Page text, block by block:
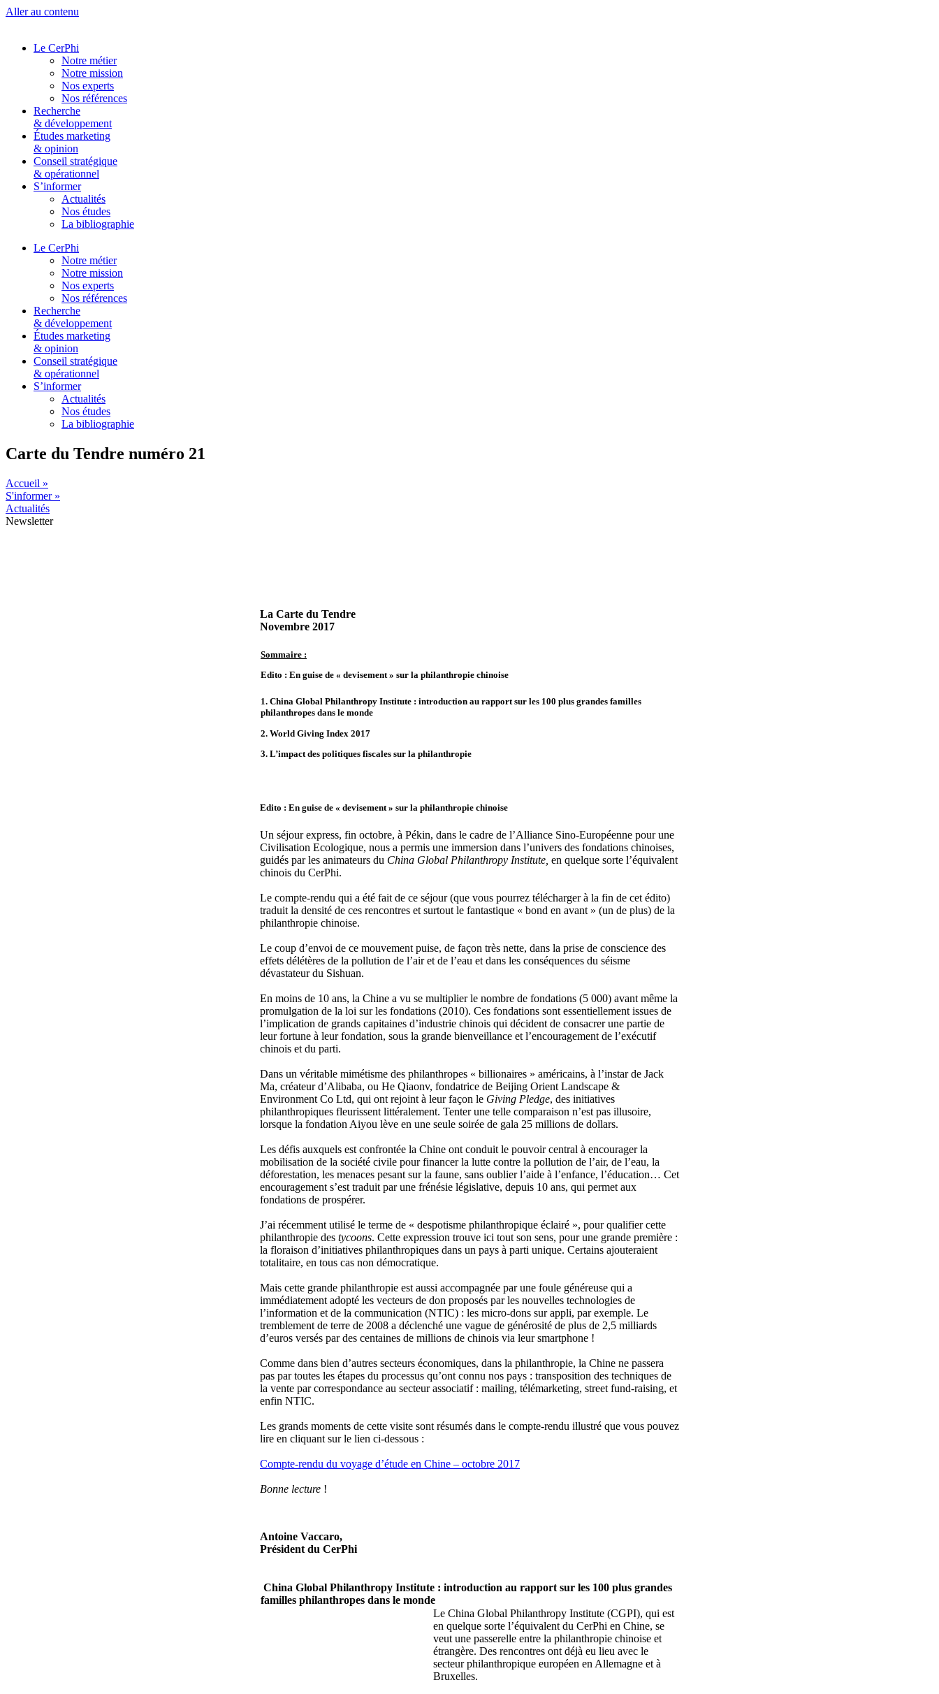
Aller au contenu
Le CerPhi
Notre métier
Notre mission
Nos experts
Nos références
Recherche
& développement
Études marketing
& opinion
Conseil stratégique
& opérationnel
S’informer
Actualités
Nos études
La bibliographie
Le CerPhi
Notre métier
Notre mission
Nos experts
Nos références
Recherche
& développement
Études marketing
& opinion
Conseil stratégique
& opérationnel
S’informer
Actualités
Nos études
La bibliographie
Carte du Tendre numéro 21
Accueil »
S'informer »
Actualités
Newsletter
La Carte du Tendre
Novembre 2017
Sommaire :
Edito : En guise de « devisement » sur la philanthropie chinoise
1. China Global Philanthropy Institute : introduction au rapport sur les 100 plus grandes familles
philanthropes dans le monde
2. World Giving Index 2017
3. L’impact des politiques fiscales sur la philanthropie
Edito : En guise de « devisement » sur la philanthropie chinoise
Un séjour express, fin octobre, à Pékin, dans le cadre de l’Alliance Sino-Européenne pour une
Civilisation Ecologique, nous a permis une immersion dans l’univers des fondations chinoises,
guidés par les animateurs du China Global Philanthropy Institute, en quelque sorte l’équivalent
chinois du CerPhi.
Le compte-rendu qui a été fait de ce séjour (que vous pourrez télécharger à la fin de cet édito)
traduit la densité de ces rencontres et surtout le fantastique « bond en avant » (un de plus) de la
philanthropie chinoise.
Le coup d’envoi de ce mouvement puise, de façon très nette, dans la prise de conscience des
effets délétères de la pollution de l’air et de l’eau et dans les conséquences du séisme
dévastateur du Sishuan.
En moins de 10 ans, la Chine a vu se multiplier le nombre de fondations (5 000) avant même la
promulgation de la loi sur les fondations (2010). Ces fondations sont essentiellement issues de
l’implication de grands capitaines d’industrie chinois qui décident de consacrer une partie de
leur fortune à leur fondation, sous la grande bienveillance et l’encouragement de l’exécutif
chinois et du parti.
Dans un véritable mimétisme des philanthropes « billionaires » américains, à l’instar de Jack
Ma, créateur d’Alibaba, ou He Qiaonv, fondatrice de Beijing Orient Landscape &
Environment Co Ltd, qui ont rejoint à leur façon le Giving Pledge, des initiatives
philanthropiques fleurissent littéralement. Tenter une telle comparaison n’est pas illusoire,
lorsque la fondation Aiyou lève en une seule soirée de gala 25 millions de dollars.
Les défis auxquels est confrontée la Chine ont conduit le pouvoir central à encourager la
mobilisation de la société civile pour financer la lutte contre la pollution de l’air, de l’eau, la
déforestation, les menaces pesant sur la faune, sans oublier l’aide à l’enfance, l’éducation… Cet
encouragement s’est traduit par une frénésie législative, depuis 10 ans, qui permet aux
fondations de prospérer.
J’ai récemment utilisé le terme de « despotisme philanthropique éclairé », pour qualifier cette
philanthropie des tycoons. Cette expression trouve ici tout son sens, pour une grande première :
la floraison d’initiatives philanthropiques dans un pays à parti unique. Certains ajouteraient
totalitaire, en tous cas non démocratique.
Mais cette grande philanthropie est aussi accompagnée par une foule généreuse qui a
immédiatement adopté les vecteurs de don proposés par les nouvelles technologies de
l’information et de la communication (NTIC) : les micro-dons sur appli, par exemple. Le
tremblement de terre de 2008 a déclenché une vague de générosité de plus de 2,5 milliards
d’euros versés par des centaines de millions de chinois via leur smartphone !
Comme dans bien d’autres secteurs économiques, dans la philanthropie, la Chine ne passera
pas par toutes les étapes du processus qu’ont connu nos pays : transposition des techniques de
la vente par correspondance au secteur associatif : mailing, télémarketing, street fund-raising, et
enfin NTIC.
Les grands moments de cette visite sont résumés dans le compte-rendu illustré que vous pouvez
lire en cliquant sur le lien ci-dessous :
Compte-rendu du voyage d’étude en Chine – octobre 2017
Bonne lecture !
Antoine Vaccaro,
Président du CerPhi
China Global Philanthropy Institute : introduction au rapport sur les 100 plus grandes
familles philanthropes dans le monde
Le China Global Philanthropy Institute (CGPI), qui est
en quelque sorte l’équivalent du CerPhi en Chine, se
veut une passerelle entre la philanthropie chinoise et
étrangère. Des rencontres ont déjà eu lieu avec le
secteur philanthropique européen en Allemagne et à
Bruxelles.